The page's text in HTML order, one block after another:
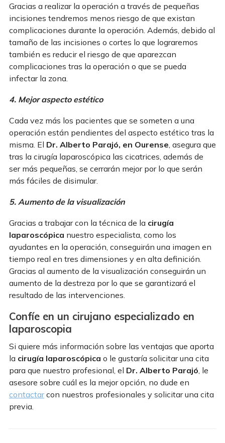
Gracias a realizar la operación a través de pequeñas
incisiones tendremos menos riesgo de que existan
complicaciones durante la operación. Además, debido al
tamaño de las incisiones o cortes lo que lograremos
también es reducir el riesgo de que aparezcan
complicaciones tras la operación o que se pueda
infectar la zona.
4. Mejor aspecto estético
Cada vez más los pacientes que se someten a una
operación están pendientes del aspecto estético tras la
misma. El Dr. Alberto Parajó, en Ourense , asegura que
tras la cirugía laparoscópica las cicatrices, además de
ser más pequeñas, se cerrarán mejor por lo que serán
más fáciles de disimular.
5. Aumento de la visualización
Gracias a trabajar con la técnica de la cirugía
laparoscópica nuestro especialista, como los
ayudantes en la operación, conseguirán una imagen en
tiempo real en tres dimensiones y en alta definición.
Gracias al aumento de la visualización conseguirán un
aumento de la destreza por lo que se garantizará el
resultado de las intervenciones.
Confíe en un cirujano especializado en
laparoscopia
Si quiere más información sobre las ventajas que aporta
la cirugía laparoscópica o le gustaría solicitar una cita
para que nuestro profesional, el Dr. Alberto Parajó , le
asesore sobre cuál es la mejor opción, no dude en
contactarcon nuestros profesionales y solicitar una cita
previa.